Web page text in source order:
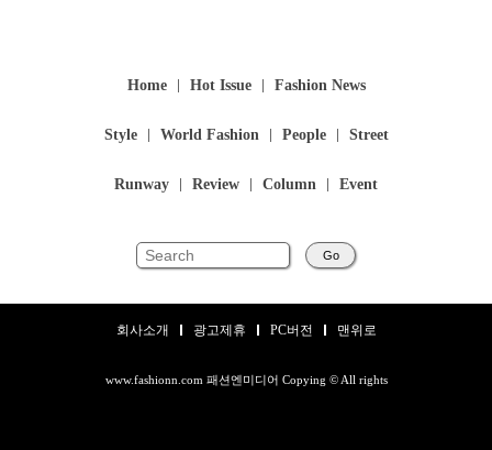
Home Hot Issue Fashion News
Style World Fashion People Street
Runway Review Column Event
Go
회사소개 광고제휴 PC버전 맨위로
www.fashionn.com 패션엔미디어 Copying © All rights